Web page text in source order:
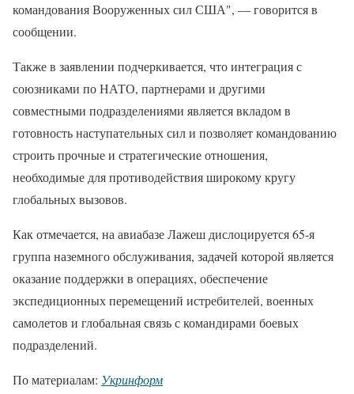
командования Вооруженных сил США", — говорится в
сообщении.
Также в заявлении подчеркивается, что интеграция с
союзниками по НАТО, партнерами и другими
совместными подразделениями является вкладом в
готовность наступательных сил и позволяет командованию
строить прочные и стратегические отношения,
необходимые для противодействия широкому кругу
глобальных вызовов.
Как отмечается, на авиабазе Лажеш дислоцируется 65-я
группа наземного обслуживания, задачей которой является
оказание поддержки в операциях, обеспечение
экспедиционных перемещений истребителей, военных
самолетов и глобальная связь с командирами боевых
подразделений.
По материалам: Укринформ